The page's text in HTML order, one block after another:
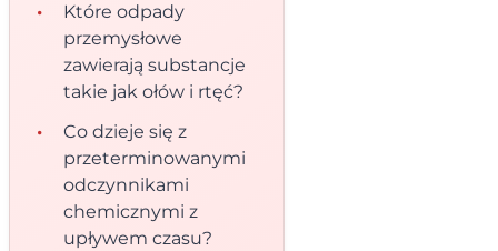
Które odpady
przemysłowe
zawierają substancje
takie jak ołów i rtęć?
Co dzieje się z
przeterminowanymi
odczynnikami
chemicznymi z
upływem czasu?